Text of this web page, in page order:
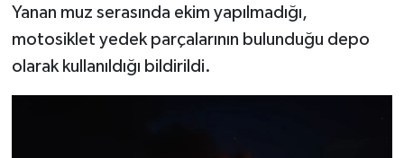
Yanan muz serasında ekim yapılmadığı,
motosiklet yedek parçalarının bulunduğu depo
olarak kullanıldığı bildirildi.